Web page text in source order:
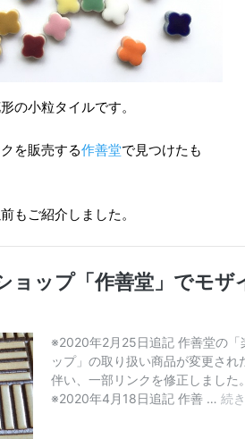
の小粒タイルです。
を販売する作善堂で見つけたも
もご紹介しました。